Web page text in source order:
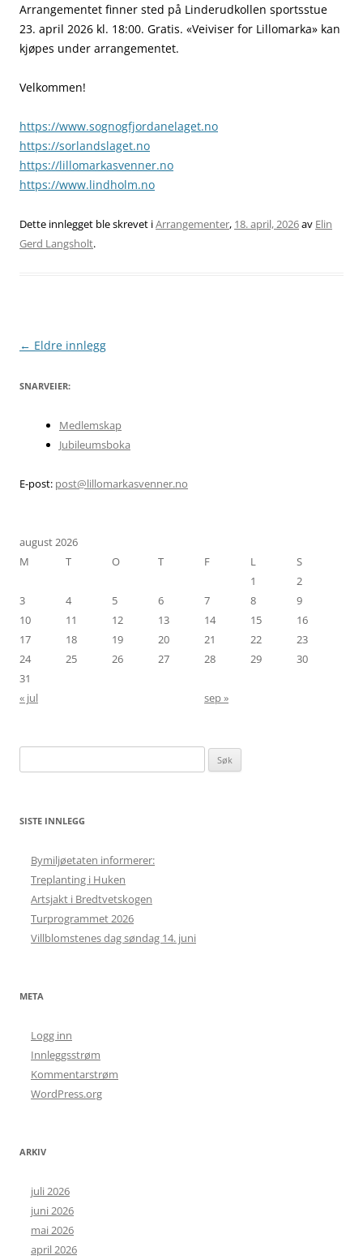
Arrangementet finner sted på Linderudkollen sportsstue
23. april 2026 kl. 18:00. Gratis. «Veiviser for Lillomarka» kan
kjøpes under arrangementet.
Velkommen!
https://www.sognogfjordanelaget.no
https://sorlandslaget.no
https://lillomarkasvenner.no
https://www.lindholm.no
Dette innlegget ble skrevet iArrangementer, 18. april, 2026av Elin
Gerd Langsholt.
Innleggsnavigasjon
← Eldre innlegg
SNARVEIER:
Medlemskap
Jubileumsboka
E-post: post@lillomarkasvenner.no
august 2026
M
T O T F L
S
1
2
3
4 5 6 7 8
9
10
11 12 13 14 15
16
17
18 19 20 21 22
23
24
25 26 27 28 29
30
31
« jul
sep »
etter:
SISTE INNLEGG
Bymiljøetaten informerer:
Treplanting i Huken
Artsjakt i Bredtvetskogen
Turprogrammet 2026
Villblomstenes dag søndag 14. juni
META
Logg inn
Innleggsstrøm
Kommentarstrøm
WordPress.org
ARKIV
juli 2026
juni 2026
mai 2026
april 2026